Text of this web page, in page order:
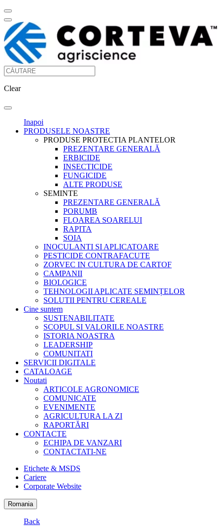
Clear
Inapoi
PRODUSELE NOASTRE
PRODUSE PROTECTIA PLANTELOR
PREZENTARE GENERALĂ
ERBICIDE
INSECTICIDE
FUNGICIDE
ALTE PRODUSE
SEMINTE
PREZENTARE GENERALĂ
PORUMB
FLOAREA SOARELUI
RAPITA
SOIA
INOCULANTI SI APLICATOARE
PESTICIDE CONTRAFACUTE
ZORVEC IN CULTURA DE CARTOF
CAMPANII
BIOLOGICE
TEHNOLOGII APLICATE SEMINȚELOR
SOLUTII PENTRU CEREALE
Cine suntem
SUSTENABILITATE
SCOPUL SI VALORILE NOASTRE
ISTORIA NOASTRA
LEADERSHIP
COMUNITATI
SERVICII DIGITALE
CATALOAGE
Noutati
ARTICOLE AGRONOMICE
COMUNICATE
EVENIMENTE
AGRICULTURA LA ZI
RAPORTĂRI
CONTACTE
ECHIPA DE VANZARI
CONTACTATI-NE
Etichete & MSDS
Cariere
Corporate Website
Romania
Back